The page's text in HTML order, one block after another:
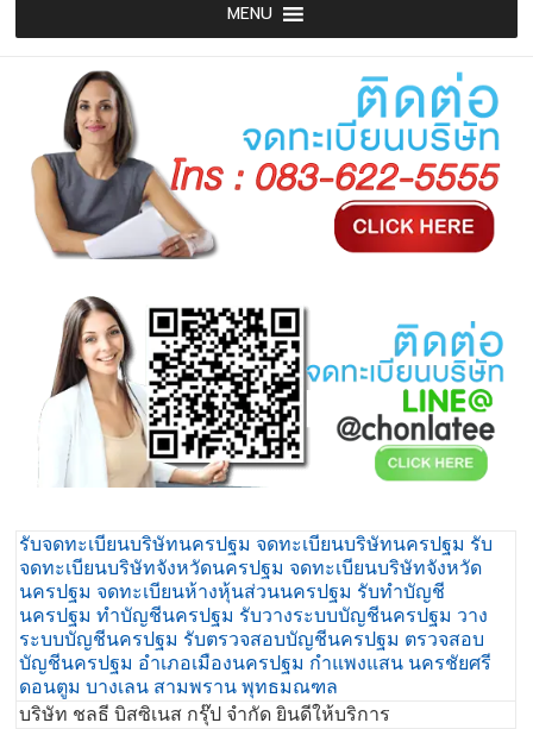
MENU
รับจดทะเบียนบริษัทนครปฐม จดทะเบียนบริษัทนครปฐม รับ
จดทะเบียนบริษัทจังหวัดนครปฐม จดทะเบียนบริษัทจังหวัด
นครปฐม จดทะเบียนห้างหุ้นส่วนนครปฐม รับทำบัญชี
นครปฐม ทำบัญชีนครปฐม รับวางระบบบัญชีนครปฐม วาง
ระบบบัญชีนครปฐม รับตรวจสอบบัญชีนครปฐม ตรวจสอบ
บัญชีนครปฐม อำเภอเมืองนครปฐม กำแพงแสน นครชัยศรี
ดอนตูม บางเลน สามพราน พุทธมณฑล
บริษัท ชลธี บิสซิเนส กรุ๊ป จำกัด ยินดีให้บริการ